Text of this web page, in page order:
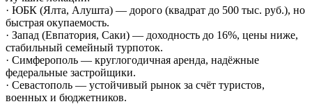
· ЮБК (Ялта, Алушта) — дорого (квадрат до 500 тыс. руб.), но
быстрая окупаемость.
· Запад (Евпатория, Саки) — доходность до 16%, цены ниже,
стабильный семейный турпоток.
· Симферополь — круглогодичная аренда, надёжные
федеральные застройщики.
· Севастополь — устойчивый рынок за счёт туристов,
военных и бюджетников.